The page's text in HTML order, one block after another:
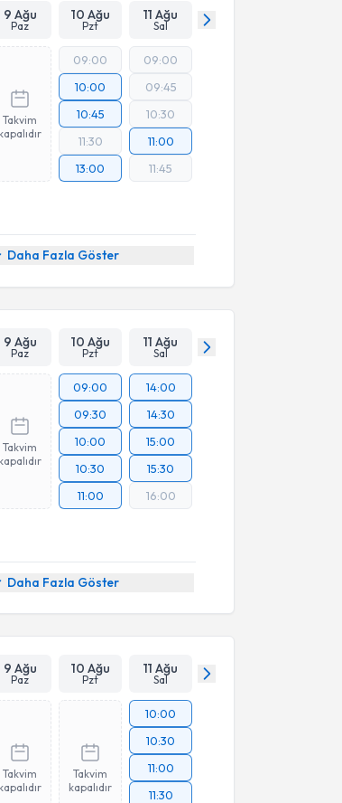
9 Ağu
Paz
10 Ağu
Pzt
11 Ağu
Sal
Takvim
kapalıdır
09:00
10:00
10:45
11:30
13:00
09:00
09:45
10:30
11:00
11:45
Daha Fazla Göster
9 Ağu
Paz
10 Ağu
Pzt
11 Ağu
Sal
Takvim
kapalıdır
09:00
09:30
10:00
10:30
11:00
14:00
14:30
15:00
15:30
16:00
Daha Fazla Göster
9 Ağu
Paz
10 Ağu
Pzt
11 Ağu
Sal
Takvim
kapalıdır
Takvim
kapalıdır
10:00
10:30
11:00
11:30